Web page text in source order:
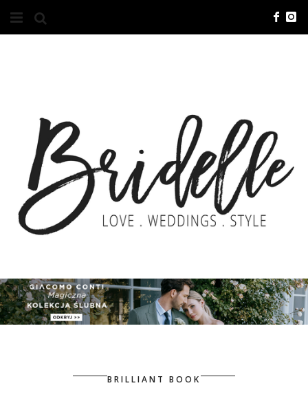
O NAS
KONTAKT
REKLAMA
ADVERTISING
ZGŁOSZENIA
BRILLIANT BOOK